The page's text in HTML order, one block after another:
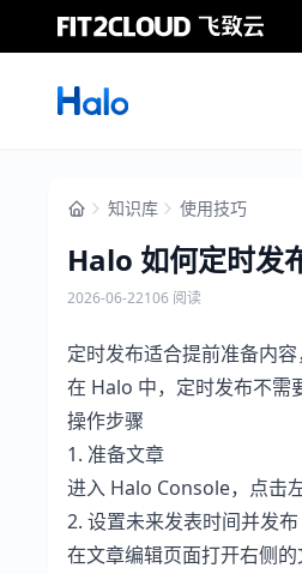
知识库 使用技巧
Halo 如何定时发
2026-06-22106 阅读
定时发布适合提前准备内
在 Halo 中，定时发布不需
操作步骤
1. 准备文章
进入 Halo Console，点击
2. 设置未来发表时间并发布
在文章编辑页面打开右侧